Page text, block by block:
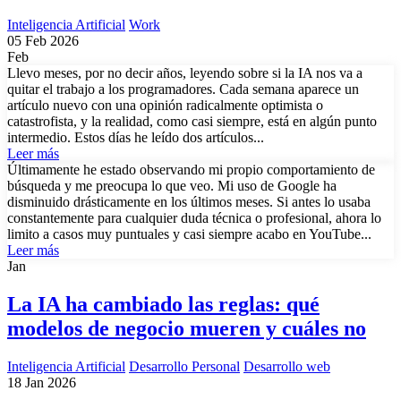
Inteligencia Artificial Work
05 Feb 2026
Feb
Llevo meses, por no decir años, leyendo sobre si la IA nos va a
quitar el trabajo a los programadores. Cada semana aparece un
artículo nuevo con una opinión radicalmente optimista o
catastrofista, y la realidad, como casi siempre, está en algún punto
intermedio. Estos días he leído dos artículos...
Leer más
Últimamente he estado observando mi propio comportamiento de
búsqueda y me preocupa lo que veo. Mi uso de Google ha
disminuido drásticamente en los últimos meses. Si antes lo usaba
constantemente para cualquier duda técnica o profesional, ahora lo
limito a casos muy puntuales y casi siempre acabo en YouTube...
Leer más
Jan
La IA ha cambiado las reglas: qué
modelos de negocio mueren y cuáles no
Inteligencia Artificial Desarrollo Personal Desarrollo web
18 Jan 2026